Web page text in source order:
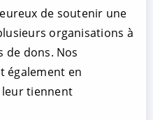
de soutenir une
organisations à
de dons. Nos
également en
tiennent